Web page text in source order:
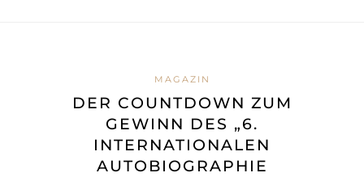
MAGAZIN
DER COUNTDOWN ZUM
GEWINN DES „6.
INTERNATIONALEN
AUTOBIOGRAPHIE